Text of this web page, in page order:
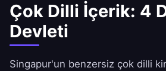
Çok Dilli İçerik: 4
Devleti
Singapur'un benzersiz çok dilli